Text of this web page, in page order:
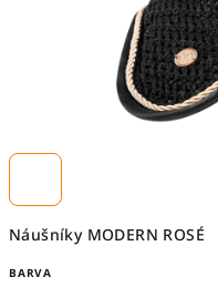
Náušníky MODERN ROSÉ
BARVA